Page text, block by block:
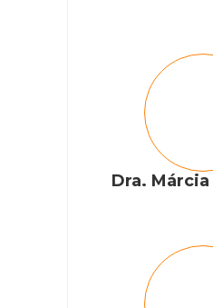
Dra.